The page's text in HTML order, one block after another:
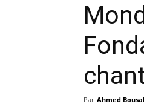
Par Ahmed